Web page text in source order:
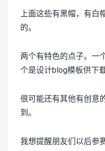
上面这些有黑帽，有白
的。
两个有特色的点子。一
个是设计blog模板供下
很可能还有其他有创意
到。
我想提醒朋友们以后参